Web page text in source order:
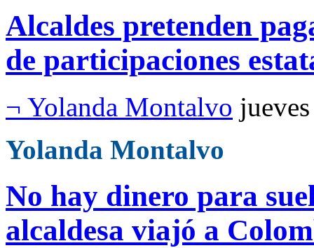
Alcaldes pretenden
de participaciones
¬ Yolanda Montalvo
Yolanda Montalvo
No hay dinero para
alcaldesa viajó a